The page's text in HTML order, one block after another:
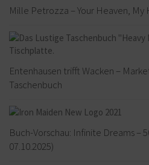
Mille Petrozza – Your Heaven, My
Entenhausen trifft Wacken –
Taschenbuch
Buch-Vorschau: Infinite Dreams –
07.10.2025)